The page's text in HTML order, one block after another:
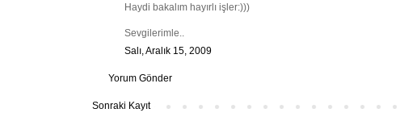
Haydi bakalım hayırlı işler:)))
Sevgilerimle..
Salı, Aralık 15, 2009
Yorum Gönder
Sonraki Kayıt